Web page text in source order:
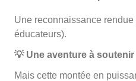
Une reconnaissance
éducateurs).
💡Une aventure à soutenir
Mais cette montée en